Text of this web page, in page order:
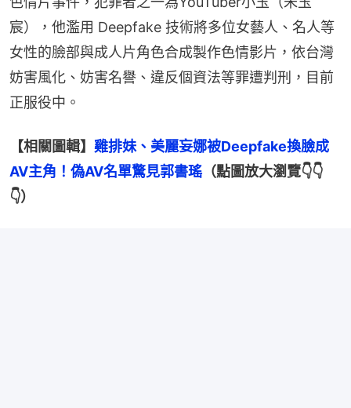
宸），他濫用 Deepfake 技術將多位女藝人、名人等
女性的臉部與成人片角色合成製作色情影片，依台灣
妨害風化、妨害名譽、違反個資法等罪遭判刑，目前
正服役中。
【相關圖輯】 雞排妹、美麗妄娜被Deepfake換臉成
AV主角！偽AV名單驚見郭書瑤 （點圖放大瀏覽👇👇
👇）